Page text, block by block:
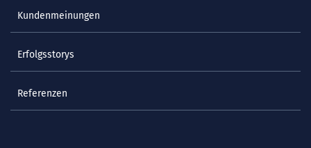
Kundenmeinungen
Erfolgsstorys
Referenzen